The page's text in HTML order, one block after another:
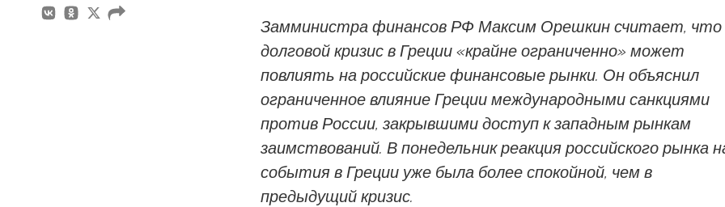
Замминистра финансов РФ Максим Орешкин считает, что
долговой кризис в Греции «крайне ограниченно» может
повлиять на российские финансовые рынки. Он объяснил
ограниченное влияние Греции международными санкциями
против России, закрывшими доступ к западным рынкам
заимствований. В понедельник реакция российского рынка
события в Греции уже была более спокойной, чем в
предыдущий кризис.